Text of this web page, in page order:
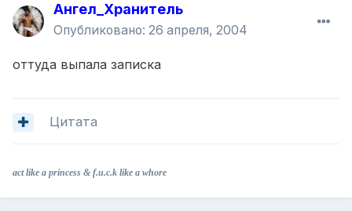
Ангел_Хранитель
Опубликовано: 26 апреля, 2004
оттуда выпала записка
Цитата
act like a princess & f.u.c.k like a whore